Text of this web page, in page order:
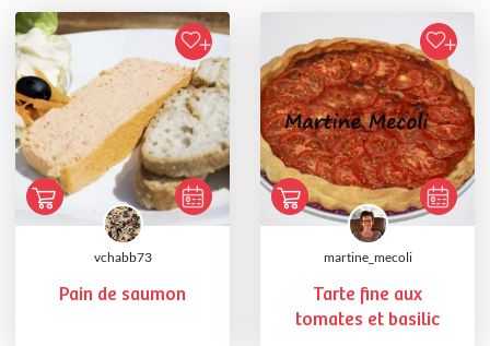
vchabb73
Pain de saumon
martine_mecoli
Tarte fine aux
tomates et basilic